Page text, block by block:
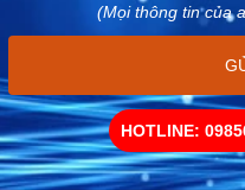
(Mọi thông tin của
HOTLINE: